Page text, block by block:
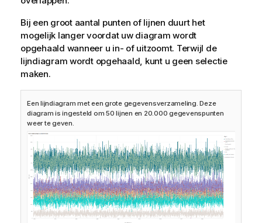
Bij een groot aantal punten of lijnen duurt het
mogelijk langer voordat uw diagram wordt
opgehaald wanneer u in- of uitzoomt. Terwijl de
lijndiagram wordt opgehaald, kunt u geen selectie
maken.
Een lijndiagram met een grote gegevensverzameling. Deze
diagram is ingesteld om 50 lijnen en 20.000 gegevenspunten
weer te geven.